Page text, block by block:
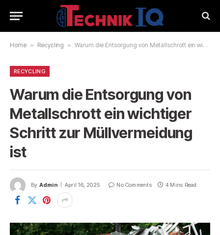
Home » Recycling » Warum die Entsorgung von Metallschrott ein wichtiger Schritt zur Müllvermeidung ist
RECYCLING
Warum die Entsorgung von
Metallschrott ein wichtiger
Schritt zur Müllvermeidung
ist
By Admin April 16, 2025 No Comments 4 Mins Read